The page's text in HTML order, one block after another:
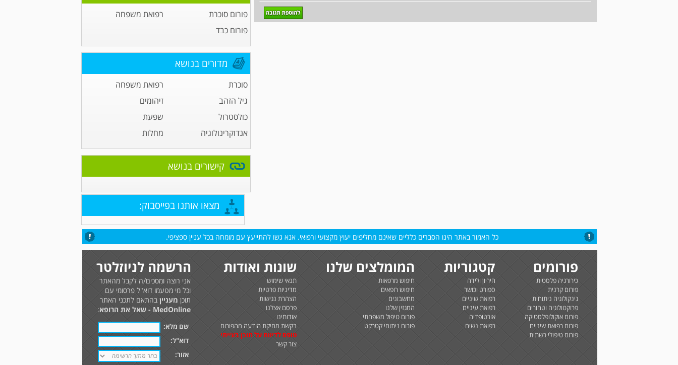
פורום סוכרת
רפואת משפחה
פורום כבד
מדורים בנושא
סוכרת
רפואת משפחה
גיל הזהב
זיהומים
כולסטרול
שפעת
אנדוקרינולוגיה
מחלות
קישורים בנושא
מצאו אותנו בפייסבוק:
כל האמור באתר הינו הסברים כלליים שאינם מחליפים יעוץ מקצועי ורפואי. אנא גשו להתייעץ עם מומחה בכל עניין ספציפי.
פורומים
כירורגיה פלסטית
פורום קרנית
גינקולוגיה ניתוחית
פרוקטולוגיה וטחורים
פורום אוקולופלסטיקה
פורום רפואת שיניים
פורום טיפולי רשתית
קטגוריות
היריון ולידה
ספורט וכושר
רפואת שיניים
רפואת עיניים
אורטופדיה
רפואת נשים
המומלצים שלנו
חיפוש מרפאות
חיפוש רופאים
מחשבונים
המגזין שלנו
פורום טיפול משפחתי
פורום ניתוחי קטרקט
שונות ואודות
תנאי שימוש
מדיניות פרטיות
הצהרת נגישות
פרסם אצלנו
אודותינו
בקשת מחיקת הודעה מהפורום
טופס לדיווח על תוכן בעייתי
צור קשר
הרשמה לניוזלטר
אני רוצה ומסכים/ה לקבל מהאתר
וכל מי מטעמו דוא"ל פרסומי עם
תוכן מענייןבהתאם לתכני האתר
MedOnline - שאל את הרופא
:
שם מלא:
דוא"ל:
אזור: